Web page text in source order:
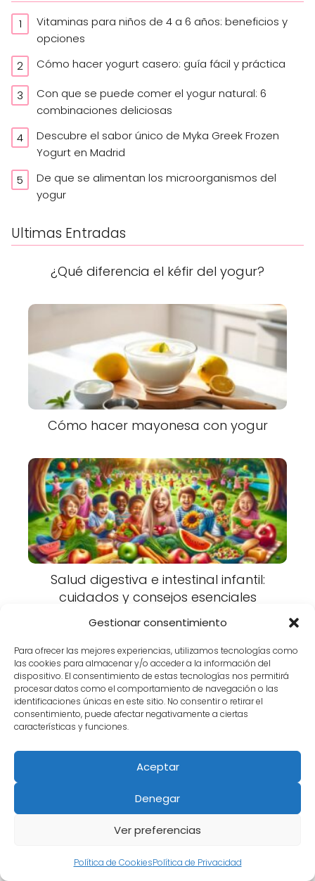
Gestionar consentimiento
Para ofrecer las mejores experiencias, utilizamos tecnologías como
las cookies para almacenar y/o acceder a la información del
dispositivo. El consentimiento de estas tecnologías nos permitirá
procesar datos como el comportamiento de navegación o las
identificaciones únicas en este sitio. No consentir o retirar el
consentimiento, puede afectar negativamente a ciertas
características y funciones.
Aceptar
Denegar
Ver preferencias
Política de CookiesPolítica de Privacidad
Vitaminas para niños de 4 a 6 años: beneficios y
opciones
Cómo hacer yogurt casero: guía fácil y práctica
Con que se puede comer el yogur natural: 6
combinaciones deliciosas
Descubre el sabor único de Myka Greek Frozen
Yogurt en Madrid
De que se alimentan los microorganismos del
yogur
Ultimas Entradas
¿Qué diferencia el kéfir del yogur?
Cómo hacer mayonesa con yogur
Salud digestiva e intestinal infantil:
cuidados y consejos esenciales
¿Los bebés y los niños pequeños
pueden tomar yogur?